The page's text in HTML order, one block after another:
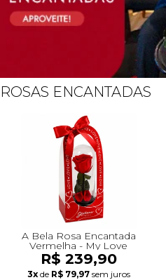
ROSAS ENCANTADAS
A Bela Rosa Encantada
Vermelha - My Love
R$ 239,90
3x de R$ 79,97sem juros